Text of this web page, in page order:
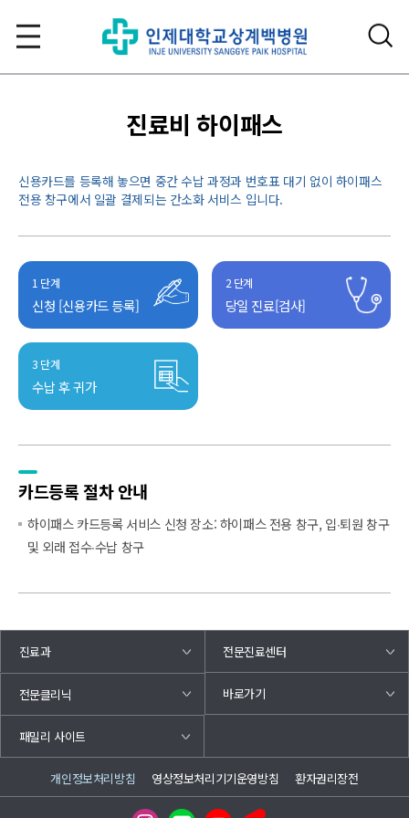
진료비 하이패스
신용카드를 등록해 놓으면 중간 수납 과정과 번호표 대기 없이 하이패스
전용 창구에서 일괄 결제되는 간소화 서비스 입니다.
1 단계
신청 [신용카드 등록]
2 단계
당일 진료[검사]
3 단계
수납 후 귀가
카드등록 절차 안내
하이패스 카드등록 서비스 신청 장소: 하이패스 전용 창구, 입∙퇴원 창구
및 외래 접수∙수납 창구
진료과 전문진료센터
전문클리닉 바로가기
패밀리 사이트
개인정보처리방침 영상정보처리기기운영방침 환자권리장전